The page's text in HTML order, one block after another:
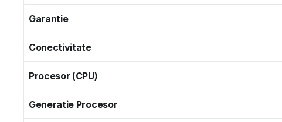
Garantie
Conectivitate
Procesor (CPU)
Generatie Procesor